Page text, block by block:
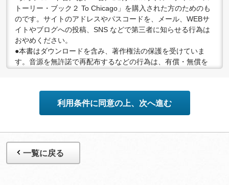
トーリー・ブック２ To Chicago」を購入された方のためのも
のです。サイトのアドレスやパスコードを、メール、WEBサ
イトやブログへの投稿、SNS などで第三者に知らせる行為は
おやめください。
●本書はダウンロードを含み、著作権法の保護を受けていま
す。音源を無許諾で再配布するなどの行為は、有償・無償を
●配信の方法やコンテンツの中身については、事前の告知なく
変更する場合がありますので、あらかじめご了承ください。
利用条件に同意の上、次へ進む
一覧に戻る